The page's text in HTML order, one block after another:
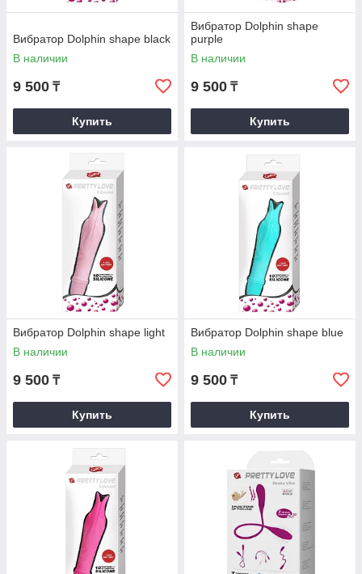
Вибратор Dolphin shape black
В наличии
9 500 ₸
Купить
Вибратор Dolphin shape
purple
В наличии
9 500 ₸
Купить
Вибратор Dolphin shape light
В наличии
9 500 ₸
Купить
Вибратор Dolphin shape blue
В наличии
9 500 ₸
Купить